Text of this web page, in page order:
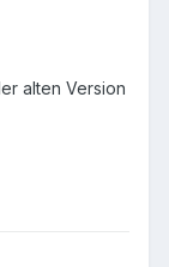
alten Version